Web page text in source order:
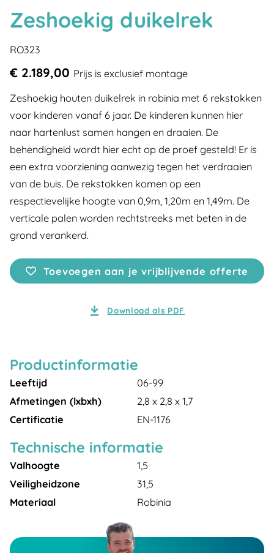
Zeshoekig duikelrek
RO323
€ 2.189,00 Prijs is exclusief montage
Zeshoekig houten duikelrek in robinia met 6 rekstokken
voor kinderen vanaf 6 jaar. De kinderen kunnen hier
naar hartenlust samen hangen en draaien. De
behendigheid wordt hier echt op de proef gesteld! Er is
een extra voorziening aanwezig tegen het verdraaien
van de buis. De rekstokken komen op een
respectievelijke hoogte van 0,9m, 1,20m en 1,49m. De
verticale palen worden rechtstreeks met beten in de
grond verankerd.
Toevoegen aan je vrijblijvende offerte
Download als PDF
Productinformatie
Leeftijd
06-99
Afmetingen (lxbxh)
2,8 x 2,8 x 1,7
Certificatie
EN-1176
Technische informatie
Valhoogte
1,5
Veiligheidzone
31,5
Materiaal
Robinia